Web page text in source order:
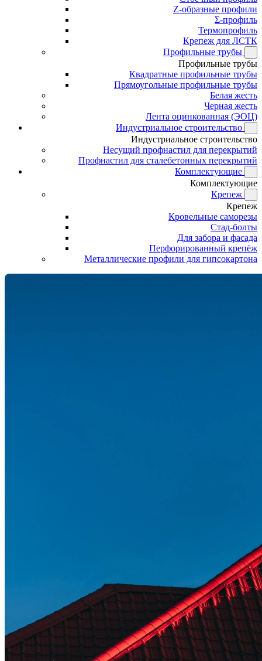
Z-образные профили
Σ-профиль
Термопрофиль
Крепеж для ЛСТК
Профильные трубы
Профильные трубы
Квадратные профильные трубы
Прямоугольные профильные трубы
Белая жесть
Черная жесть
Лента оцинкованная (ЭОЦ)
Индустриальное строительство
Индустриальное строительство
Несущий профнастил для перекрытий
Профнастил для сталебетонных перекрытий
Комплектующие
Комплектующие
Крепеж
Крепеж
Кровельные саморезы
Стад-болты
Для забора и фасада
Перфорированный крепёж
Металлические профили для гипсокартона